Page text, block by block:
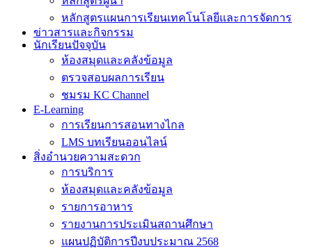
หลักสูตรแผนการเรียนเทคโนโลยีและการจัดการ
ข่าวสารและกิจกรรม
นักเรียนปัจจุบัน
ห้องสมุดและคลังข้อมูล
ตรวจสอบผลการเรียน
ชมรม KC Channel
E-Learning
การเรียนการสอนทางไกล
LMS บทเรียนออนไลน์
สิ่งอำนวยความสะดวก
การบริการ
ห้องสมุดและคลังข้อมูล
รายการอาหาร
รายงานการประเมินสถานศึกษา
แผนปฏิบัติการปีงบประมาณ 2568